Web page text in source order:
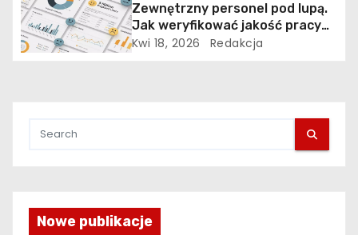
Zewnętrzny personel pod lupą.
Jak weryfikować jakość pracy
firm sprzątających i ochrony?
Kwi 18, 2026 Redakcja
Nowe publikacje